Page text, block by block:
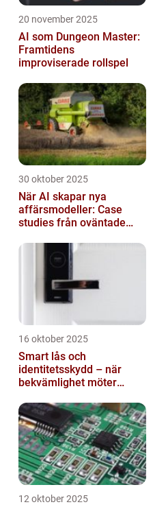
20 november 2025
AI som Dungeon Master:
Framtidens
improviserade rollspel
30 oktober 2025
När AI skapar nya
affärsmodeller: Case
studies från oväntade
16 oktober 2025
Smart lås och
identitetsskydd – när
bekvämlighet möter
12 oktober 2025